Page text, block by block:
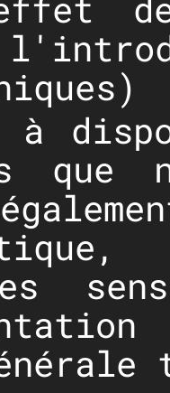
à
que